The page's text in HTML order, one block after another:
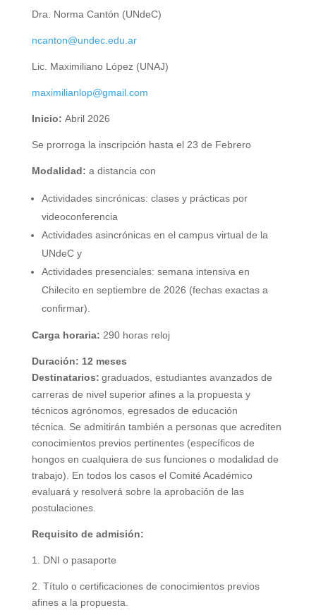
Dra. Norma Cantón (UNdeC)
ncanton@undec.edu.ar
Lic. Maximiliano López (UNAJ)
maximilianlop@gmail.com
Inicio: Abril 2026
Se prorroga la inscripción hasta el 23 de Febrero
Modalidad: a distancia con
Actividades sincrónicas: clases y prácticas por
videoconferencia
Actividades asincrónicas en el campus virtual de la
UNdeC y
Actividades presenciales: semana intensiva en
Chilecito en septiembre de 2026 (fechas exactas a
confirmar).
Carga horaria: 290 horas reloj
Duración: 12 meses
Destinatarios: graduados, estudiantes avanzados de
carreras de nivel superior afines a la propuesta y
técnicos agrónomos, egresados de educación
técnica
Se admitirán también a personas que acrediten
conocimientos previos pertinentes (específicos de
hongos en cualquiera de sus funciones o modalidad de
trabajo)
En todos los casos el Comité Académico
evaluará y resolverá sobre la aprobación de las
postulaciones.
Requisito de admisión:
1. DNI o pasaporte
2. Título o certificaciones de conocimientos previos
afines a la propuesta.